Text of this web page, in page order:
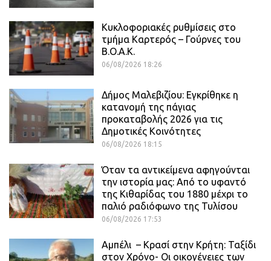
Κυκλοφοριακές ρυθμίσεις στο
τμήμα Καρτερός – Γούρνες του
Β.Ο.Α.Κ.
06/08/2026 18:26
Δήμος Μαλεβιζίου: Εγκρίθηκε η
κατανομή της πάγιας
προκαταβολής 2026 για τις
Δημοτικές Κοινότητες
06/08/2026 18:15
Όταν τα αντικείμενα αφηγούνται
την ιστορία μας: Από το υφαντό
της Κιθαρίδας του 1880 μέχρι το
παλιό ραδιόφωνο της Τυλίσου
06/08/2026 17:53
Αμπέλι – Κρασί στην Κρήτη: Ταξίδι
στον Χρόνο- Οι οικογένειες των